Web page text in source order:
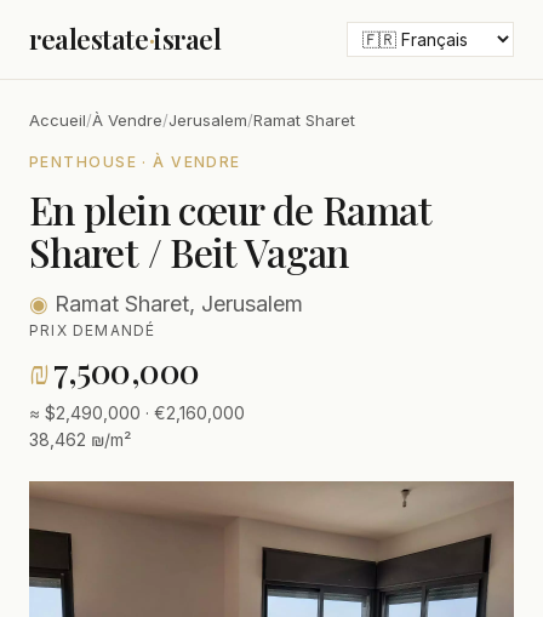
realestate·israel
Accueil/À Vendre/Jerusalem/Ramat Sharet
PENTHOUSE · À VENDRE
En plein cœur de Ramat
Sharet / Beit Vagan
◉ Ramat Sharet, Jerusalem
PRIX DEMANDÉ
₪7,500,000
≈ $2,490,000 · €2,160,000
38,462 ₪/m²